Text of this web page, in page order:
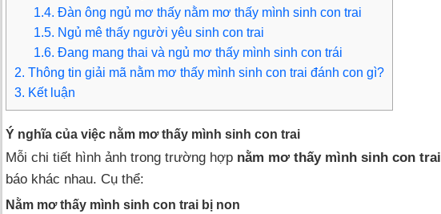
1.4. Đàn ông ngủ mơ thấy nằm mơ thấy mình sinh con trai
1.5. Ngủ mê thấy người yêu sinh con trai
1.6. Đang mang thai và ngủ mơ thấy mình sinh con trái
2. Thông tin giải mã nằm mơ thấy mình sinh con trai đánh con gì?
3. Kết luận
Ý nghĩa của việc nằm mơ thấy mình sinh con trai
Mỗi chi tiết hình ảnh trong trường hợp nằm mơ thấy mình sinh con trai
báo khác nhau. Cụ thể:
Nằm mơ thấy mình sinh con trai bị non